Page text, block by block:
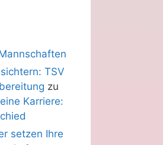
TSV
zu
Karriere:
setzen Ihre